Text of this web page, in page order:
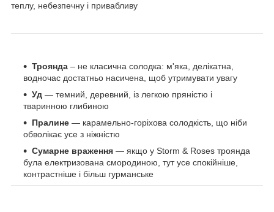
теплу, небезпечну і привабливу
Троянда – не класична солодка: м'яка, делікатна,
водночас достатньо насичена, щоб утримувати увагу
Уд — темний, деревний, із легкою пряністю і
тваринною глибиною
Пралине — карамельно-горіхова солодкість, що ніби
обволікає усе з ніжністю
Сумарне враження — якщо у Storm & Roses троянда
була електризована смородиною, тут усе спокійніше,
контрастніше і більш гурманське